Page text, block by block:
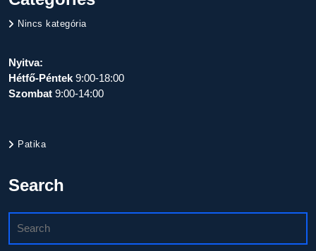
Nincs kategória
Nyitva:
Hétfő-Péntek 9:00-18:00
Szombat 9:00-14:00
Patika
Search